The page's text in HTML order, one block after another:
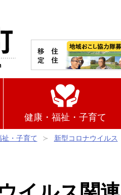
健康・福祉・子育て
・子育て 新型コロナウイルス